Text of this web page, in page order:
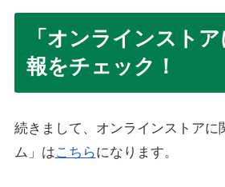
「オンラインスト
報をチェック！
続きまして、オンラインストア
ム」はこちらになります。